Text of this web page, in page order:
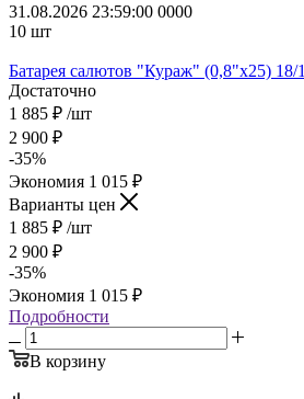
31.08.2026 23:59:00 0000
10 шт
Батарея салютов "Кураж" (0,8"х25) 18/1
Достаточно
1 885 ₽ /шт
2 900 ₽
-35%
Экономия 1 015 ₽
Варианты цен
1 885 ₽ /шт
2 900 ₽
-35%
Экономия 1 015 ₽
Подробности
В корзину